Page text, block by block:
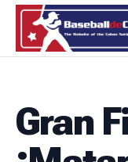
MLB
TODOS LOS
Gran